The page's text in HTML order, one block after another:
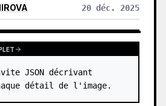
20 déc. 2025
JSON décrivant
détail de l'image.